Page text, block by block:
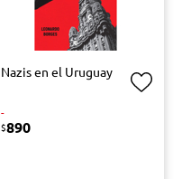
Nazis en el Uruguay
-
$890